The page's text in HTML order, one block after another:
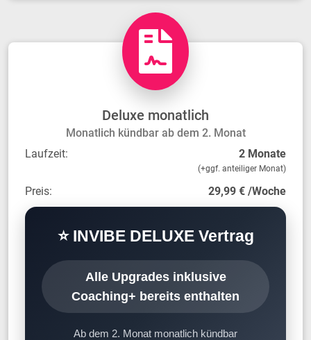
Deluxe monatlich
Monatlich kündbar ab dem 2. Monat
Laufzeit:
2 Monate
(+ggf. anteiliger Monat)
Preis: 29,99 € /Woche
⭐ INVIBE DELUXE Vertrag
Alle Upgrades inklusive
Coaching+ bereits enthalten
Ab dem 2. Monat monatlich kündbar